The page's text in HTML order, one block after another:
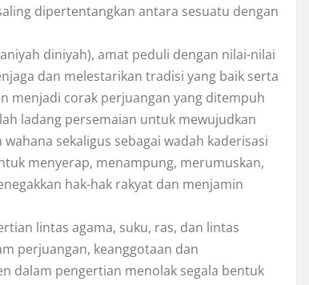
dipertentangkan antara sesuatu dengan
diniyah), amat peduli dengan nilai-nilai
dan melestarikan tradisi yang baik serta
menjadi corak perjuangan yang ditempuh
ladang persemaian untuk mewujudkan
sekaligus sebagai wadah kaderisasi
menyerap, menampung, merumuskan,
hak-hak rakyat dan menjamin
lintas agama, suku, ras, dan lintas
perjuangan, keanggotaan dan
dalam pengertian menolak segala bentuk